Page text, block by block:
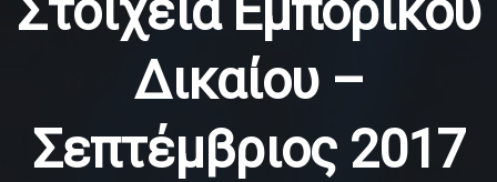
Δικαίου –
Σεπτέμβριος 2017